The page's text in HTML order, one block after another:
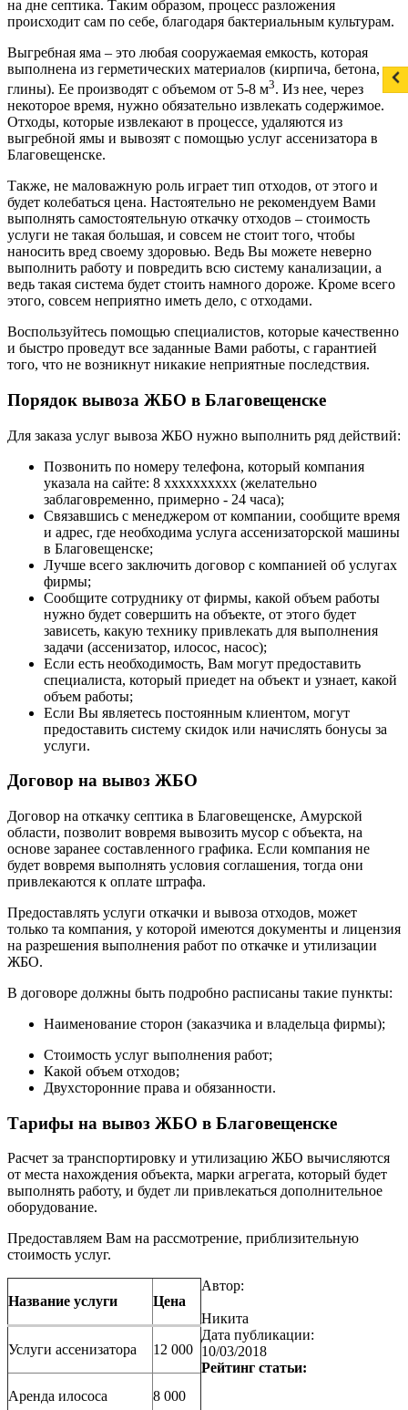
на дне септика. Таким образом, процесс разложения
происходит сам по себе, благодаря бактериальным культурам.
Выгребная яма – это любая сооружаемая емкость, которая
выполнена из герметических материалов (кирпича, бетона,
глины). Ее производят с объемом от 5-8 м3. Из нее, через
некоторое время, нужно обязательно извлекать содержимое.
Отходы, которые извлекают в процессе, удаляются из
выгребной ямы и вывозят с помощью услуг ассенизатора в
Благовещенске.
Также, не маловажную роль играет тип отходов, от этого и
будет колебаться цена. Настоятельно не рекомендуем Вами
выполнять самостоятельную откачку отходов – стоимость
услуги не такая большая, и совсем не стоит того, чтобы
наносить вред своему здоровью. Ведь Вы можете неверно
выполнить работу и повредить всю систему канализации, а
ведь такая система будет стоить намного дороже. Кроме всего
этого, совсем неприятно иметь дело, с отходами.
Воспользуйтесь помощью специалистов, которые качественно
и быстро проведут все заданные Вами работы, с гарантией
того, что не возникнут никакие неприятные последствия.
Порядок вывоза ЖБО в Благовещенске
Для заказа услуг вывоза ЖБО нужно выполнить ряд действий:
Позвонить по номеру телефона, который компания
указала на сайте: 8 xxxxxxxxxx (желательно
заблаговременно, примерно - 24 часа);
Связавшись с менеджером от компании, сообщите время
и адрес, где необходима услуга ассенизаторской машины
в Благовещенске;
Лучше всего заключить договор с компанией об услугах
фирмы;
Сообщите сотруднику от фирмы, какой объем работы
нужно будет совершить на объекте, от этого будет
зависеть, какую технику привлекать для выполнения
задачи (ассенизатор, илосос, насос);
Если есть необходимость, Вам могут предоставить
специалиста, который приедет на объект и узнает, какой
объем работы;
Если Вы являетесь постоянным клиентом, могут
предоставить систему скидок или начислять бонусы за
услуги.
Договор на вывоз ЖБО
Договор на откачку септика в Благовещенске, Амурской
области, позволит вовремя вывозить мусор с объекта, на
основе заранее составленного графика. Если компания не
будет вовремя выполнять условия соглашения, тогда они
привлекаются к оплате штрафа.
Предоставлять услуги откачки и вывоза отходов, может
только та компания, у которой имеются документы и лицензия
на разрешения выполнения работ по откачке и утилизации
ЖБО.
В договоре должны быть подробно расписаны такие пункты:
Наименование сторон (заказчика и владельца фирмы);
Стоимость услуг выполнения работ;
Какой объем отходов;
Двухсторонние права и обязанности.
Тарифы на вывоз ЖБО в Благовещенске
Расчет за транспортировку и утилизацию ЖБО вычисляются
от места нахождения объекта, марки агрегата, который будет
выполнять работу, и будет ли привлекаться дополнительное
оборудование.
Предоставляем Вам на рассмотрение, приблизительную
стоимость услуг.
Название услуги Цена
Услуги ассенизатора 12 000
Аренда илососа 8 000
Автор:
Никита
Дата публикации:
10/03/2018
Рейтинг статьи: